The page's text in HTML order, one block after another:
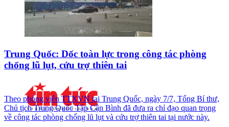
Trung Quốc: Dốc toàn lực trong công tác phòng
chống lũ lụt, cứu trợ thiên tai
Theo phóng viên TTXVN tại Trung Quốc, ngày 7/7, Tổng Bí thư,
Chủ tịch Trung Quốc Tập Cận Bình đã đưa ra chỉ đạo quan trọng
về công tác phòng chống lũ lụt và cứu trợ thiên tai tại nước này.